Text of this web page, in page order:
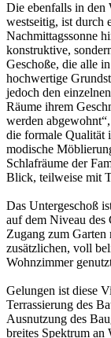
Die ebenfalls in den
westseitig, ist durch
Nachmittagssonne
konstruktive,
Geschoße, die alle
hochwertige
jedoch den
Räume ihrem
werden
die formale Qualität
modische
Schlafräume der
Blick, teilweise mit
Das Untergeschoß
auf dem Niveau des
Zugang zum
zusätzlichen, voll
Wohnzimmer
Gelungen ist diese
Terrassierung des
Ausnutzung des
breites Spektrum an